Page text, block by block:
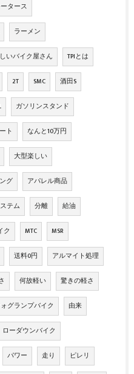
タース
ラーメン
いバイク屋さん TPIとは
2T SMC 酒田S
ガソリンスタンド
ト なんと10万円
大型楽しい
グ アパレル商品
テム 分離 給油
ク MTC MSR
送料0円 アルマイト処理
何故軽い 驚きの軽さ
グランプバイク 由来
ローダウンバイク
パワー 走り ピレリ